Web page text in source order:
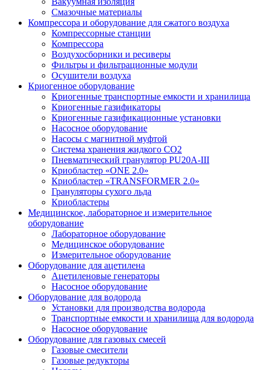
Смазочные материалы
Компрессора и оборудование для сжатого воздуха
Компрессорные станции
Компрессора
Воздухосборники и ресиверы
Фильтры и фильтрационные модули
Осушители воздуха
Криогенное оборудование
Криогенные транспортные емкости и хранилища
Криогенные газификаторы
Криогенные газификационные установки
Насосное оборудование
Насосы с магнитной муфтой
Система хранения жидкого CO2
Пневматический гранулятор PU20A-III
Криобластер «ONE 2.0»
Криобластер «TRANSFORMER 2.0»
Грануляторы сухого льда
Криобластеры
Медицинское, лабораторное и измерительное
оборудование
Лабораторное оборудование
Медицинское оборудование
Измерительное оборудование
Оборудование для ацетилена
Ацетиленовые генераторы
Насосное оборудование
Оборудование для водорода
Установки для производства водорода
Транспортные емкости и хранилища для водорода
Насосное оборудование
Оборудование для газовых смесей
Газовые смесители
Газовые редукторы